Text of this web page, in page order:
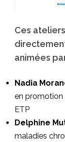
Ces
animées
Nadia
en promotion
ETP
Delphine
maladies